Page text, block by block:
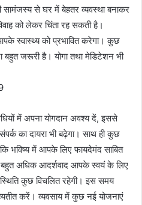
से घर में बेहतर व्यवस्था बनाकर
को लेकर चिंता रह सकती है।
स्वास्थ्य को प्रभावित करेगा। कुछ
जरूरी है। योगा तथा मेडिटेशन भी
में अपना योगदान अवश्य दें, इससे
का दायरा भी बढ़ेगा। साथ ही कुछ
भविष्य में आपके लिए फायदेमंद साबित
बहुत अधिक आदर्शवाद आपके स्वयं के लिए
कुछ विचलित रहेगी। इस समय
करें। व्यवसाय में कुछ नई योजनाएं